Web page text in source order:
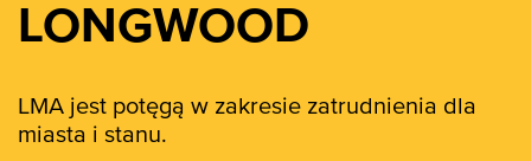
LONGWOOD
LMA jest potęgą w zakresie zatrudnienia dla
miasta i stanu.